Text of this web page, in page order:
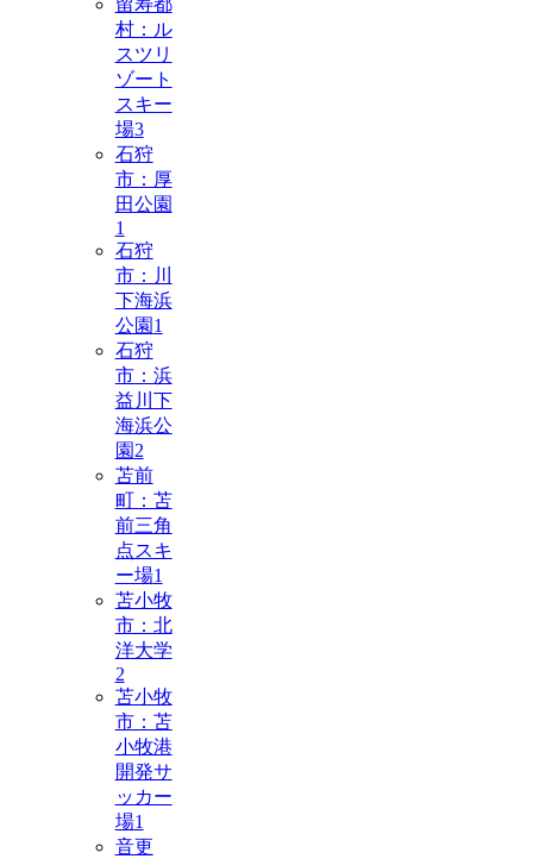
村：ル
スツリ
ゾート
スキー
場3
石狩
市：厚
田公園
1
石狩
市：川
下海浜
公園 1
石狩
市：浜
益川下
海浜公
園 2
苫前
町：苫
前三角
点スキ
ー場1
苫小牧
市：北
洋大学
2
苫小牧
市：苫
小牧港
開発サ
ッカー
場1
音更